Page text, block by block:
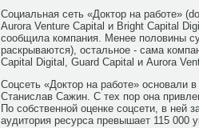
Социальная сеть «Доктор на работе»
Aurora Venture Capital и Bright Capital
сообщила компания. Менее половины
раскрываются), остальное - сама
Capital Digital, Guard Capital и Aurora
Соцсеть «Доктор на работе»
Станислав Сажин. С тех пор она
По собственной оценке соцсети, в ней
аудитория ресурса превышает 115 000